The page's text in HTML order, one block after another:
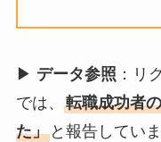
▶ データ参照 ：リ
では、 転職成功者
た」と報告してい